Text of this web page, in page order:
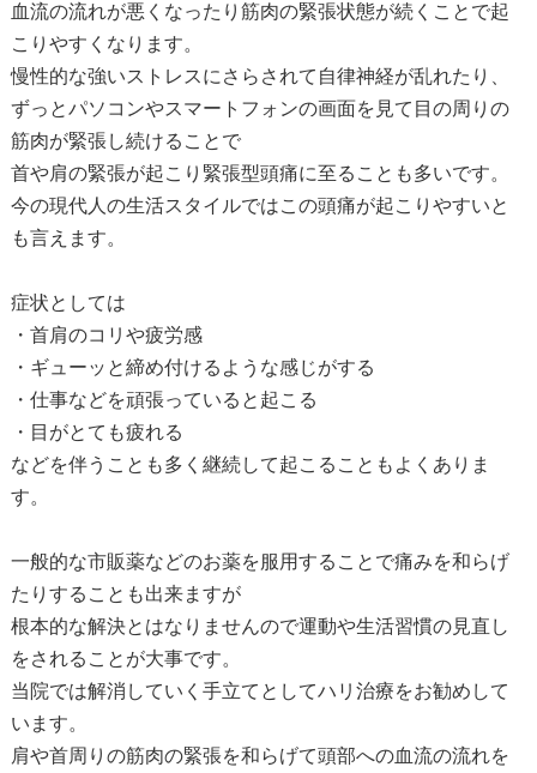
血流の流れが悪くなったり筋肉の緊張状態が続くことで起
こりやすくなります。
慢性的な強いストレスにさらされて自律神経が乱れたり、
ずっとパソコンやスマートフォンの画面を見て目の周りの
筋肉が緊張し続けることで
首や肩の緊張が起こり緊張型頭痛に至ることも多いです。
今の現代人の生活スタイルではこの頭痛が起こりやすいと
も言えます。
症状としては
・首肩のコリや疲労感
・ギューッと締め付けるような感じがする
・仕事などを頑張っていると起こる
・目がとても疲れる
などを伴うことも多く継続して起こることもよくありま
す。
一般的な市販薬などのお薬を服用することで痛みを和らげ
たりすることも出来ますが
根本的な解決とはなりませんので運動や生活習慣の見直し
をされることが大事です。
当院では解消していく手立てとしてハリ治療をお勧めして
います。
肩や首周りの筋肉の緊張を和らげて頭部への血流の流れを